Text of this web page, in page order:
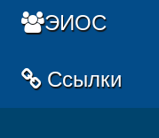
ЭИОС
Ссылки